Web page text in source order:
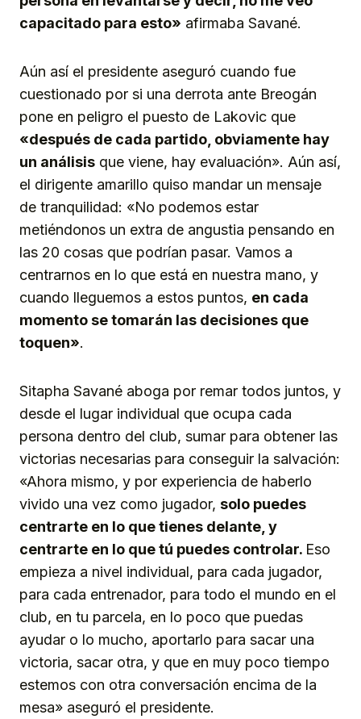
capacitado para esto» afirmaba Savané.
Aún así el presidente aseguró cuando fue
cuestionado por si una derrota ante Breogán
pone en peligro el puesto de Lakovic que
«después de cada partido, obviamente hay
un análisis que viene, hay evaluación». Aún así,
el dirigente amarillo quiso mandar un mensaje
de tranquilidad: «No podemos estar
metiéndonos un extra de angustia pensando en
las 20 cosas que podrían pasar. Vamos a
centrarnos en lo que está en nuestra mano, y
cuando lleguemos a estos puntos, en cada
momento se tomarán las decisiones que
toquen».
Sitapha Savané aboga por remar todos juntos, y
desde el lugar individual que ocupa cada
persona dentro del club, sumar para obtener las
victorias necesarias para conseguir la salvación:
«Ahora mismo, y por experiencia de haberlo
vivido una vez como jugador, solo puedes
centrarte en lo que tienes delante, y
centrarte en lo que tú puedes controlar. Eso
empieza a nivel individual, para cada jugador,
para cada entrenador, para todo el mundo en el
club, en tu parcela, en lo poco que puedas
ayudar o lo mucho, aportarlo para sacar una
victoria, sacar otra, y que en muy poco tiempo
estemos con otra conversación encima de la
mesa» aseguró el presidente.